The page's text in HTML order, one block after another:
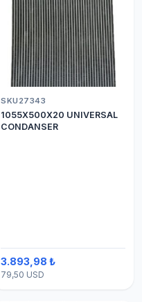
SKU27343
1055X500X20 UNIVERSAL
CONDANSER
3.893,98 ₺
79,50 USD